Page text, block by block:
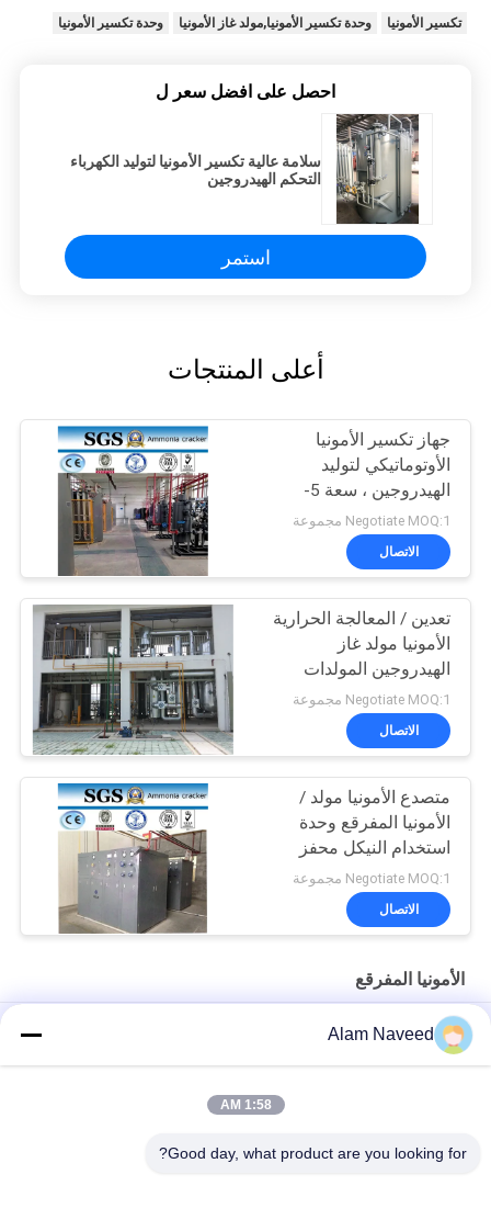
تكسير الأمونيا وحدة تكسير الأمونيا,مولد غاز الأمونيا وحدة تكسير الأمونيا
احصل على افضل سعر ل
سلامة عالية تكسير الأمونيا لتوليد الكهرباء
التحكم الهيدروجين
استمر
أعلى المنتجات
جهاز تكسير الأمونيا
الأوتوماتيكي لتوليد
الهيدروجين ، سعة 5-
1000Nm3 / H
Negotiate MOQ:1 مجموعة
الاتصال
تعدين / المعالجة الحرارية
الأمونيا مولد غاز
الهيدروجين المولدات
Negotiate MOQ:1 مجموعة
الاتصال
متصدع الأمونيا مولد /
الأمونيا المفرقع وحدة
استخدام النيكل محفز
Negotiate MOQ:1 مجموعة
الاتصال
الأمونيا المفرقع
مصنع كراكير الأمونيا إنتاج الهيدروجين، للخط العائم الزجاجي، صناعة
الصلبAlam Naveed
1:58 AM
Good day, what product are you looking for?